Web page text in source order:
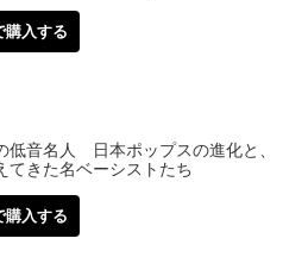
購入する
低音名人 日本ポップスの進化と、
てきた名ベーシストたち
購入する